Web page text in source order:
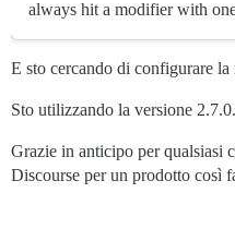
always hit a modifier with
E sto cercando di configurare la
Sto utilizzando la versione
Grazie in anticipo per qualsiasi
Discourse per un prodotto così